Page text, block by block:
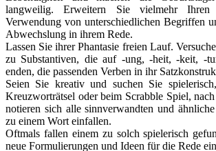
langweilig. Erweitern Sie vielmehr Ihren
Verwendung von unterschiedlichen Begriffen
Abwechslung in ihrem Rede.
Lassen Sie ihrer Phantasie freien Lauf.
zu Substantiven, die auf -ung, -heit, -keit, -
enden, die passenden Verben in ihr
Seien Sie kreativ und suchen Sie
Kreuzworträtsel oder beim Scrabble Spiel,
notieren sich alle sinnverwandten und
zu einem Wort einfallen.
Oftmals fallen einem zu solch spielerisch
neue Formulierungen und Ideen für die Rede